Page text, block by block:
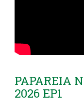
PAPAREIA
2026 EP1